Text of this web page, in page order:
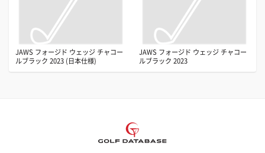
JAWS フォージド ウェッジ チャコー
ルブラック 2023 (日本仕様)
JAWS フォージド ウェッジ チャコー
ルブラック 2023